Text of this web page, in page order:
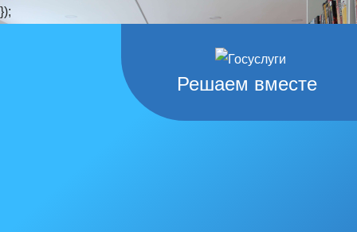
});
Решаем вместе